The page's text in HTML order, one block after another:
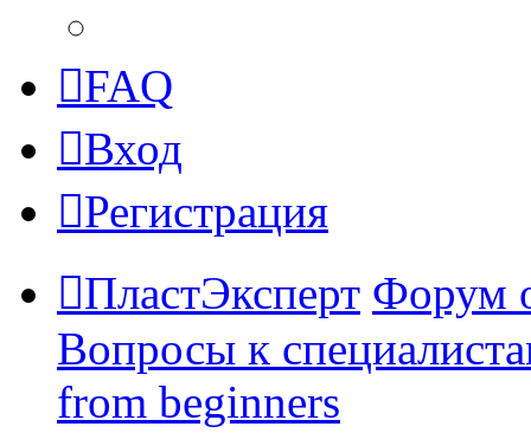
FAQ
Вход
Регистрация
ПластЭксперт Форум
Вопросы к
from beginners